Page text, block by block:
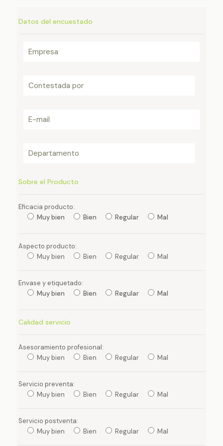
Datos del encuestado
Sobre el Producto
Eficacia producto:
Muy bien
Bien Regular Mal
Aspecto producto:
Muy bien
Bien Regular Mal
Envase y etiquetado:
Muy bien
Bien Regular Mal
Calidad servicio
Asesoramiento profesional:
Muy bien
Bien Regular Mal
Servicio preventa:
Muy bien
Bien Regular Mal
Servicio postventa:
Muy bien
Bien Regular Mal